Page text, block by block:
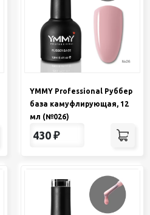
YMMY Professional Руббер
база камуфлирующая, 12
мл (№026)
430 ₽